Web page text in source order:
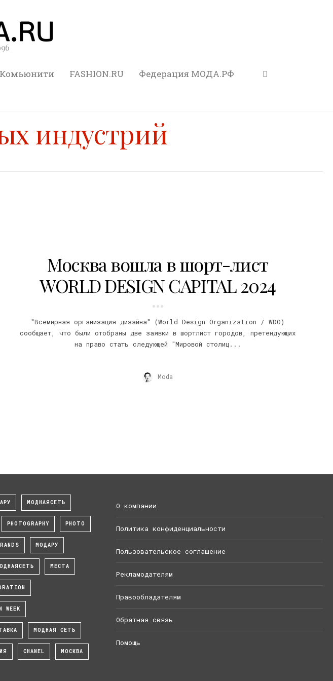
Комьюнити FASHION.RU Федерация МОДА.РФ
индустрий
Москва вошла в шорт-лист
WORLD DESIGN CAPITAL 2024
"Всемирная организация дизайна" (World Design Organization / WDO)
сообщает, что были отобраны две заявки в шортлист городов, претендующих
на право стать следующей "Мировой столиц...
Moda
МОДНАЯСЕТЬ
PHOTOGRAPHY PHOTO
МОДАРУ
МЕСТА
WEEK
МОДНАЯ СЕТЬ
CHANEL МОСКВА
О компании
Политика конфиденциальности
Пользовательское соглашение
Рекламодателям
Правообладателям
Обратная связь
Помощь